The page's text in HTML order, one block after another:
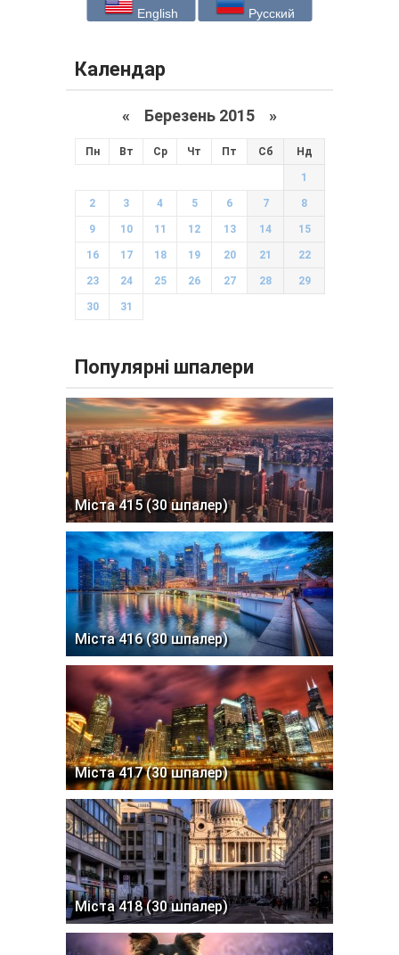
English Русский
Календар
« Березень 2015 »
Пн Вт Ср Чт Пт Сб Нд
1
2 3 4 5 6 7 8
9 10 11 12 13 14 15
16 17 18 19 20 21 22
23 24 25 26 27 28 29
30 31
Популярні шпалери
Міста 415 (30 шпалер)
Міста 416 (30 шпалер)
Міста 417 (30 шпалер)
Міста 418 (30 шпалер)